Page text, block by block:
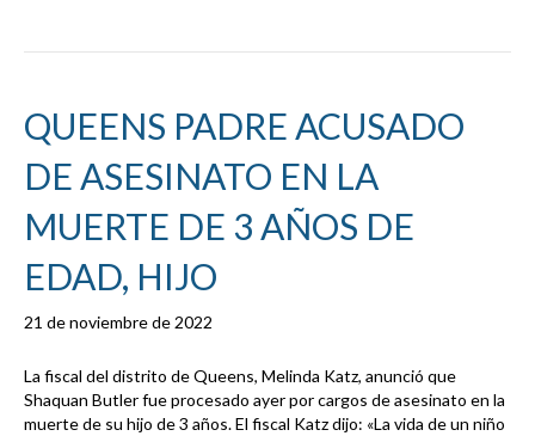
QUEENS PADRE ACUSADO
DE ASESINATO EN LA
MUERTE DE 3 AÑOS DE
EDAD, HIJO
21 de noviembre de 2022
La fiscal del distrito de Queens, Melinda Katz, anunció que
Shaquan Butler fue procesado ayer por cargos de asesinato en la
muerte de su hijo de 3 años. El fiscal Katz dijo: «La vida de un niño